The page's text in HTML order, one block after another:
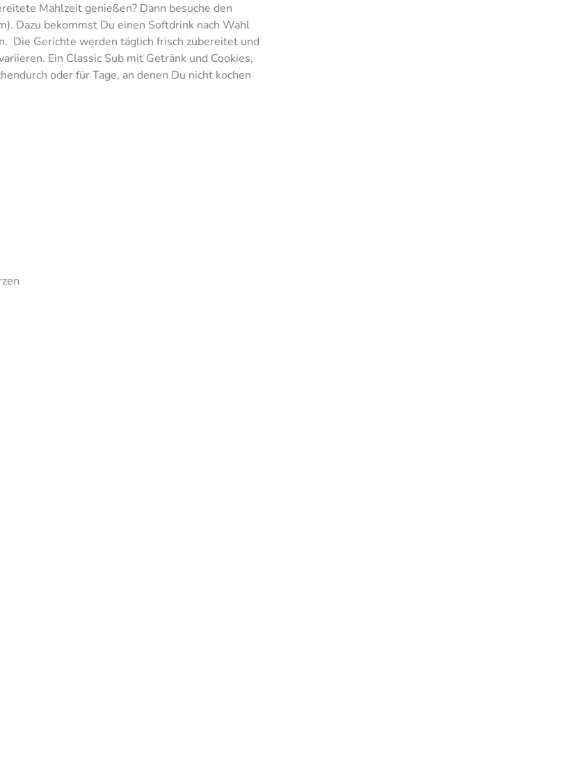
Mahlzeit genießen? Dann besuche den
Dazu bekommst Du einen Softdrink nach Wahl
Die Gerichte werden täglich frisch zubereitet und
Ein Classic Sub mit Getränk und Cookies,
oder für Tage, an denen Du nicht kochen